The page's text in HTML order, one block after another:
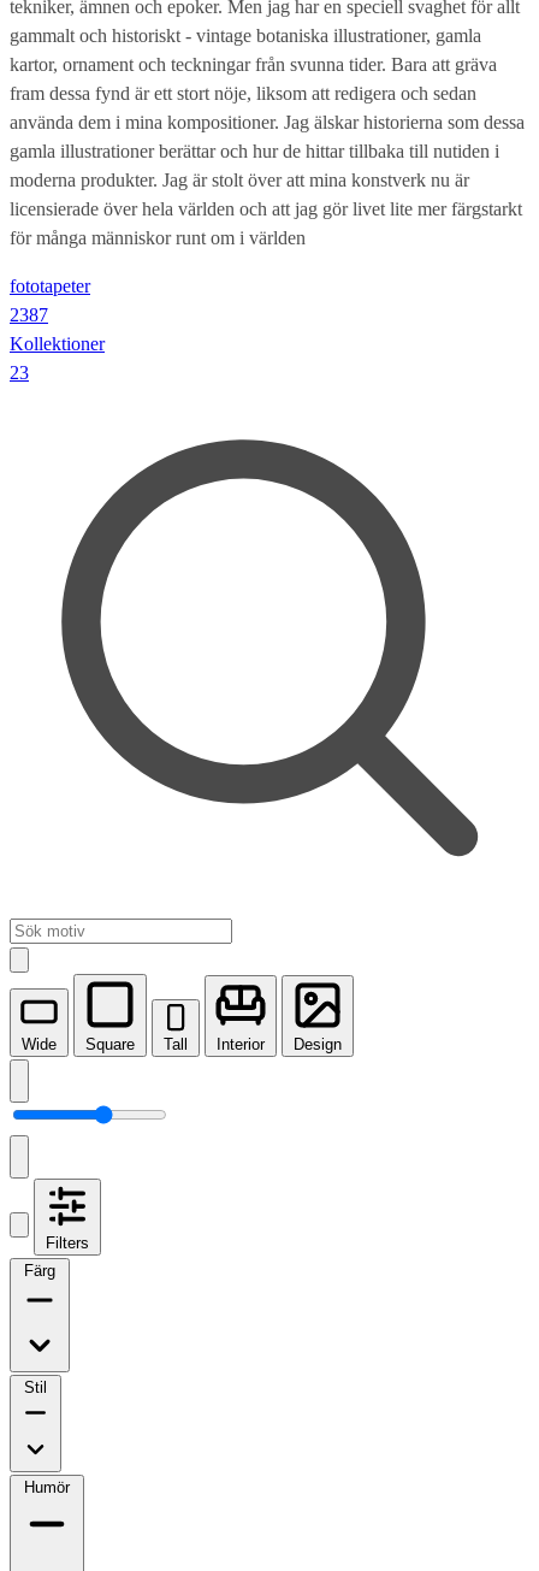
tekniker, ämnen och epoker. Men jag har en speciell svaghet för allt
gammalt och historiskt - vintage botaniska illustrationer, gamla
kartor, ornament och teckningar från svunna tider. Bara att gräva
fram dessa fynd är ett stort nöje, liksom att redigera och sedan
använda dem i mina kompositioner. Jag älskar historierna som dessa
gamla illustrationer berättar och hur de hittar tillbaka till nutiden i
moderna produkter. Jag är stolt över att mina konstverk nu är
licensierade över hela världen och att jag gör livet lite mer färgstarkt
för många människor runt om i världen
fototapeter
2387
Kollektioner
23
Wide Square Tall Interior Design
Filters
Färg
Stil
Humör